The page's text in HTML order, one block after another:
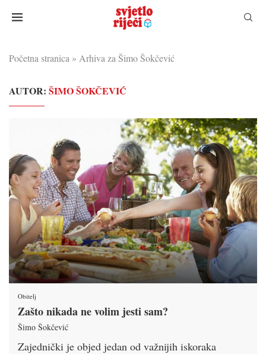
Početna stranica » Arhiva za Šimo Šokčević
AUTOR: ŠIMO ŠOKČEVIĆ
Obitelj
Zašto nikada ne volim jesti sam?
Šimo Šokčević
Zajednički je objed jedan od važnijih iskoraka